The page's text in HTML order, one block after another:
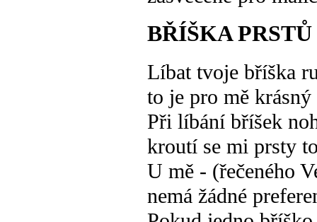
BŘÍŠKA PRSTŮ
Líbat tvoje bříška
to je pro mě
Při líbání bříšek
kroutí se mi prsty
U mě - (řečeného
nemá žádné